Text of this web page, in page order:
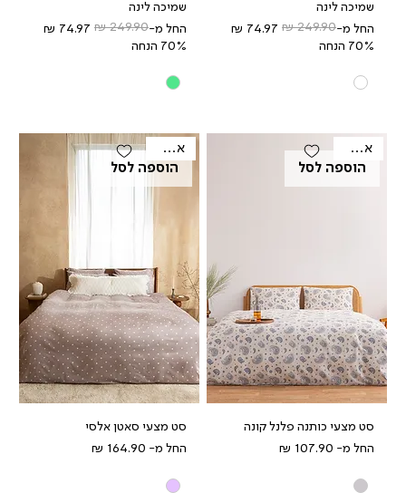
שמיכה לינה
החל מ-
מחיר רגיל
מחיר מבצע
70% הנחה
שמיכה לינה
החל מ-
מחיר רגיל
מחיר מבצע
70% הנחה
הוספה לסל
אאוטלט
סט מצעי כותנה פלנל קונה
החל מ-
מחיר מבצע
הוספה לסל
אאוטלט
סט מצעי סאטן אלסי
החל מ-
מחיר מבצע